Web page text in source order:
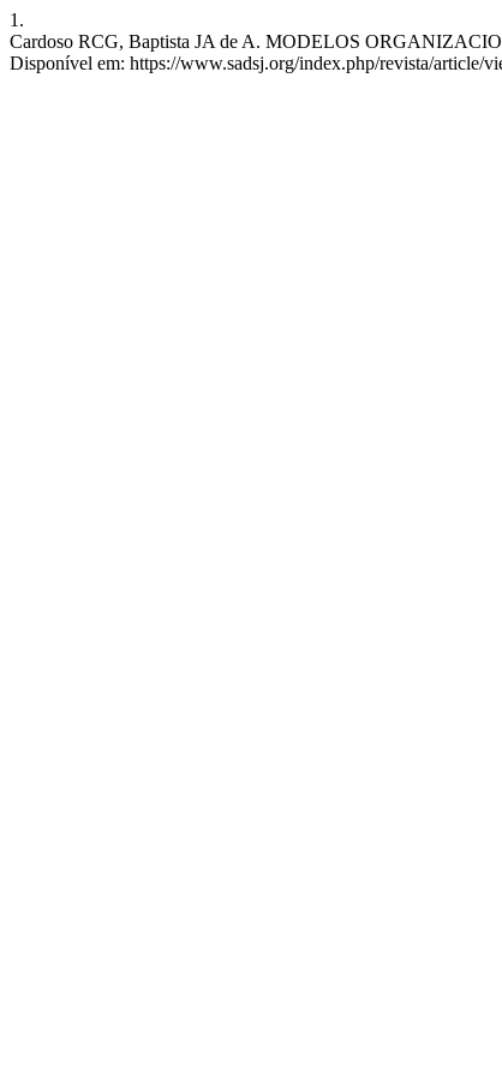
1.
Cardoso RCG, Baptista JA de A. MODELOS
Disponível em: https://www.sadsj.org/index.php/revista/article/